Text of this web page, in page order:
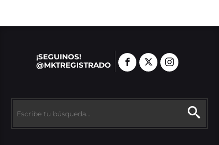
¡SEGUINOS!
@MKTREGISTRADO